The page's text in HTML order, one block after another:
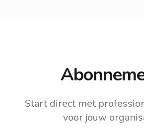
Start direct met
voor jouw